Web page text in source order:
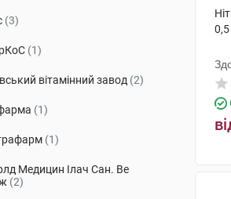
(3)
(1)
вітамінний завод (2)
(1)
(1)
Медицин Ілач Сан. Ве
(2)